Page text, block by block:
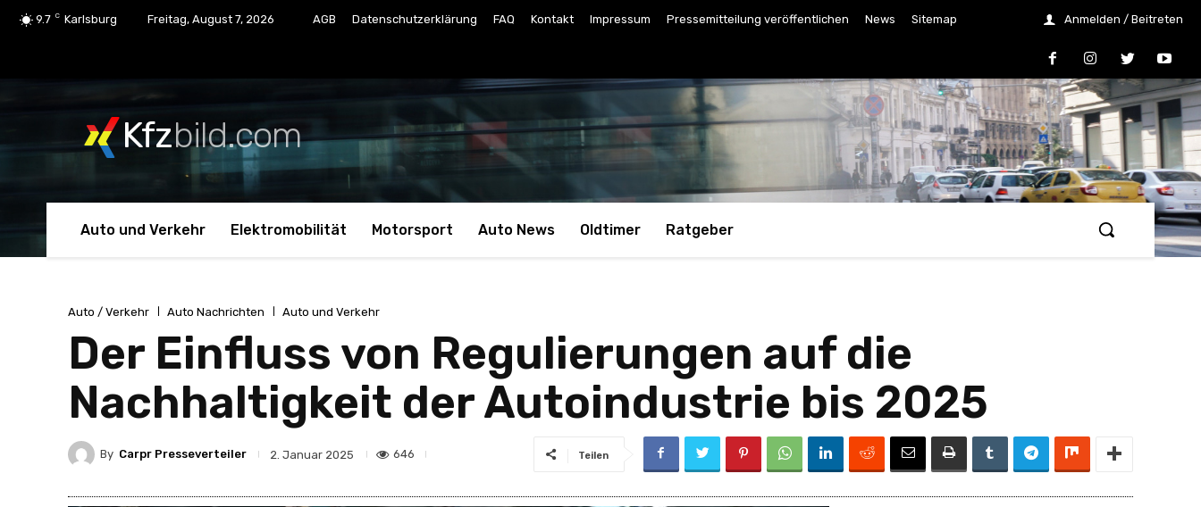
9.7 C Karlsburg Freitag, August 7, 2026 AGB Datenschutzerklärung FAQ Kontakt Impressum Pressemitteilung veröffentlichen News Sitemap Anmelden / Beitreten
Kfzbild.com
Auto und Verkehr Elektromobilität Motorsport Auto News Oldtimer Ratgeber
Auto / Verkehr Auto Nachrichten Auto und Verkehr
Der Einfluss von Regulierungen auf die
Nachhaltigkeit der Autoindustrie bis 2025
By Carpr Presseverteiler 2. Januar 2025 646 Teilen